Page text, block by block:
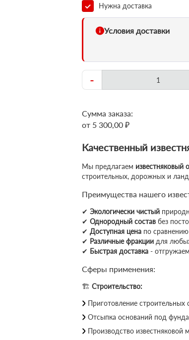
Нужна доставка
Условия доставки
-
Сумма заказа:
от 5 300,00 ₽
Качественный
Мы предлагаем известняковый
строительных, дорожных и
Преимущества нашего
✔ Экологически чистый
✔ Однородный состав без
✔ Доступная цена по
✔ Различные фракции для
✔ Быстрая доставка -
Сферы применения:
🏗 Строительство:
Приготовление строительных
Отсыпка оснований под
Производство известняковой